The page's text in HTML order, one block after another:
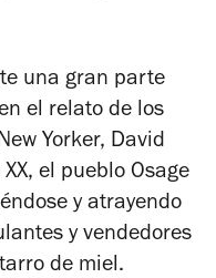
una gran parte
el relato de los
Yorker, David
el pueblo Osage
y atrayendo
y vendedores
de miel.